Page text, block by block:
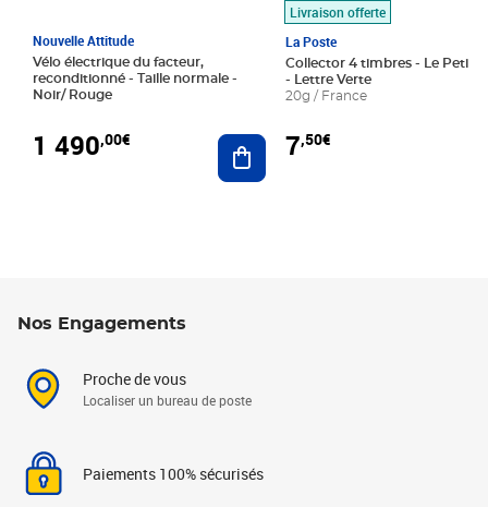
Nouvelle Attitude
Vélo électrique du facteur,
reconditionné - Taille normale -
Noir/ Rouge
1 490,00€ Ajouter au panier
Livraison offerte
La Poste
Collector 4 timbres - Le Petit
- Lettre Verte
20g / France
7,50€
Nos Engagements
Proche de vous
Localiser un bureau de poste
Paiements 100% sécurisés